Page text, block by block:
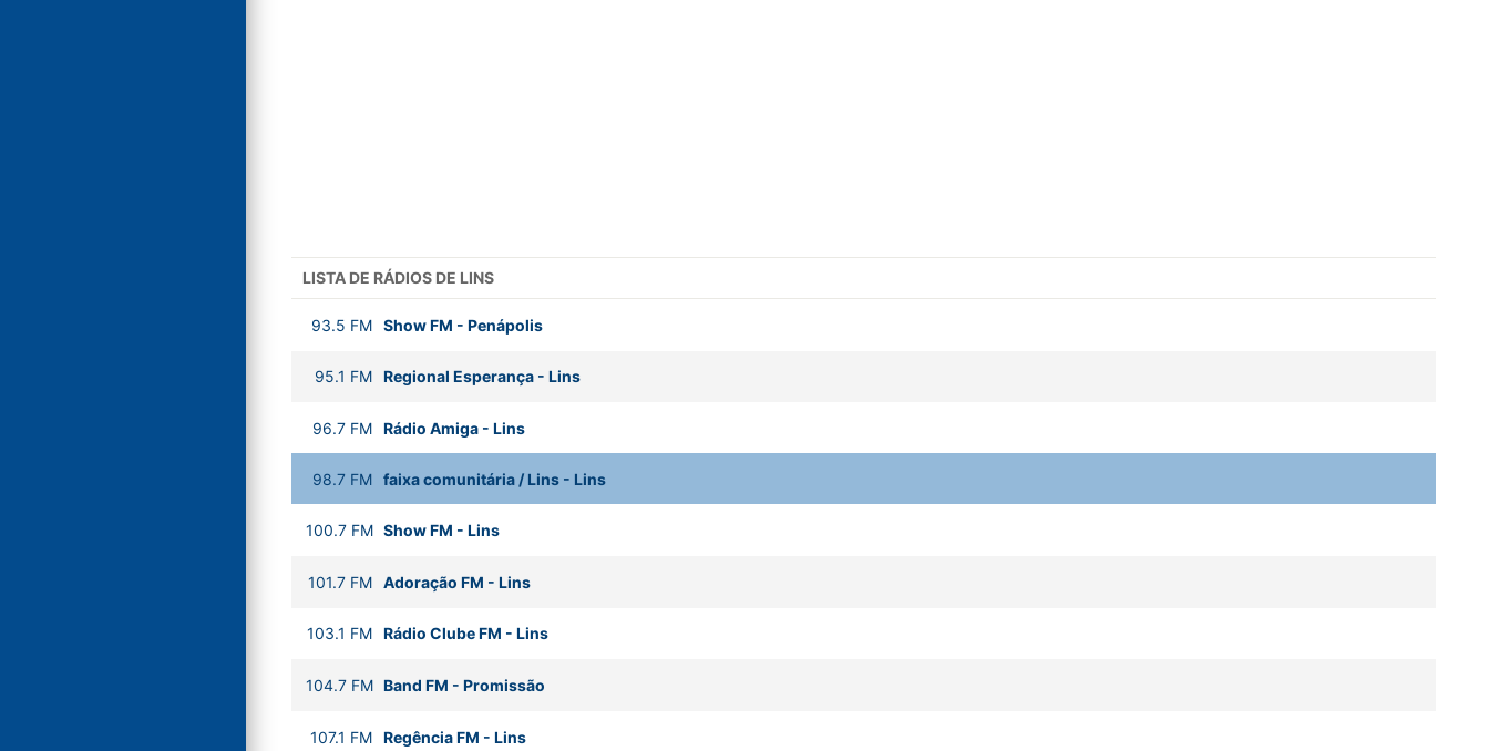
LISTA DE RÁDIOS DE LINS
93.5 FM Show FM - Penápolis
95.1 FM Regional Esperança- Lins
96.7 FM Rádio Amiga- Lins
98.7 FM faixa comunitária / Lins- Lins
100.7 FM Show FM - Lins
101.7 FM Adoração FM - Lins
103.1 FM Rádio Clube FM - Lins
104.7 FM Band FM - Promissão
107.1 FM Regência FM - Lins